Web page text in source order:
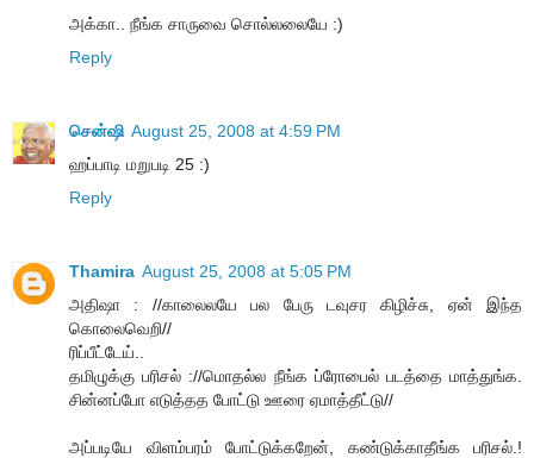
அக்கா.. நீங்க சாருவை சொல்லலையே :)
Reply
சென்ஷி August 25, 2008 at 4:59 PM
ஹப்பாடி மறுபடி 25 :)
Reply
Thamira August 25, 2008 at 5:05 PM
அதிஷா : //காலைலயே பல பேரு டவுசர கிழிச்சு, ஏன் இந்த
கொலைவெறி//
ரிப்பீட்டேய்..
தமிழுக்கு பரிசல் ://மொதல்ல நீங்க ப்ரோபைல் படத்தை மாத்துங்க.
சின்னப்போ எடுத்தத போட்டு ஊரை ஏமாத்தீட்டு//
அப்படியே விளம்பரம் போட்டுக்கறேன், கண்டுக்காதீங்க பரிசல்.!